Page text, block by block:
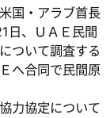
国・アラブ首長
日、ＵＡＥ民間
ついて調査する
へ合同で民間原
力協定について